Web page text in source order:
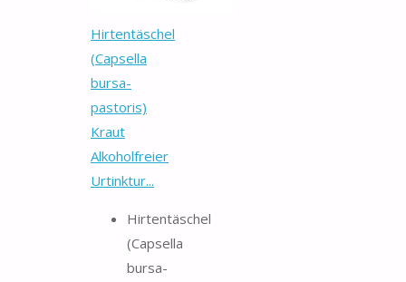
Hirtentäschel
(Capsella
bursa-
pastoris)
Kraut
Alkoholfreier
Urtinktur...
Hirtentäschel
(Capsella
bursa-